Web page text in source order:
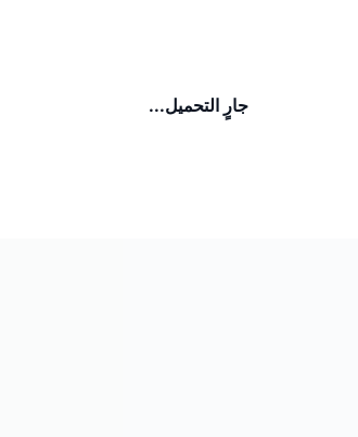
جارٍ التحميل...